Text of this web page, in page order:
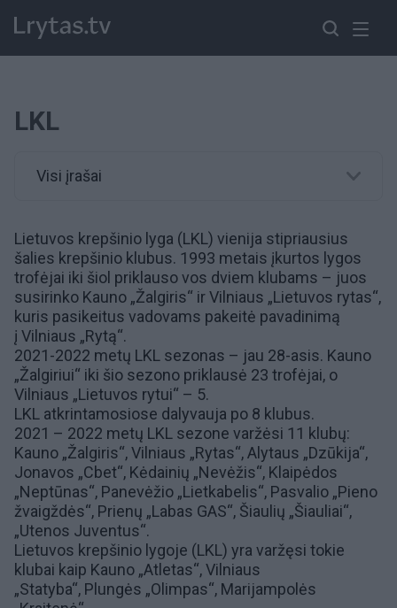
LKL
Visi įrašai
Lietuvos krepšinio lyga (LKL) vienija stipriausius
šalies krepšinio klubus. 1993 metais įkurtos lygos
trofėjai iki šiol priklauso vos dviem klubams – juos
susirinko Kauno „Žalgiris“ irVilniaus „Lietuvos rytas“,
kuris pasikeitus vadovams pakeitė pavadinimą
į Vilniaus „Rytą“.
2021-2022 metų LKL sezonas – jau 28-asis. Kauno
„Žalgiriui“ iki šio sezono priklausė 23 trofėjai, o
Vilniaus „Lietuvos rytui“ – 5.
LKL atkrintamosiose dalyvauja po 8 klubus.
2021 – 2022 metų LKL sezone varžėsi 11 klubų:
Kauno „Žalgiris“, Vilniaus „Rytas“, Alytaus „Dzūkija“,
Jonavos „Cbet“, Kėdainių „Nevėžis“, Klaipėdos
„Neptūnas“, Panevėžio „Lietkabelis“, Pasvalio „Pieno
žvaigždės“, Prienų „Labas GAS“, Šiaulių „Šiauliai“,
„Utenos Juventus“.
Lietuvos krepšinio lygoje (LKL) yra varžęsi tokie
klubai kaip Kauno „Atletas“,Vilniaus
„Statyba“, Plungės „Olimpas“, Marijampolės